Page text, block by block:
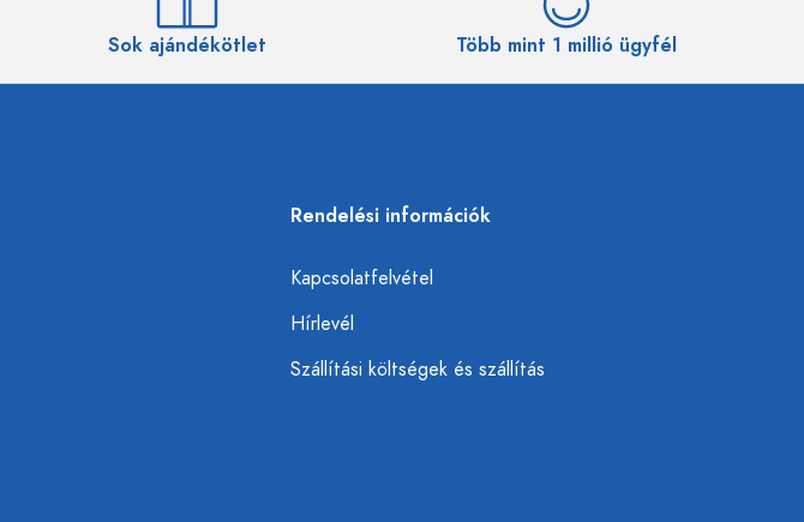
Sok ajándékötlet Több mint 1 millió ügyfél
Rendelési információk
Kapcsolatfelvétel
Hírlevél
Szállítási költségek és szállítás